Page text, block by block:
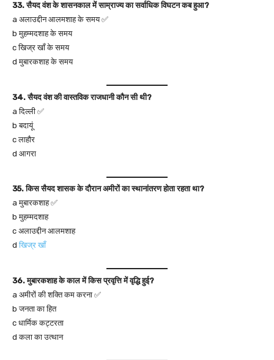
33. सैयद वंश के शासनकाल में साम्राज्य का सर्वाधिक विघटन कब हुआ?
a अलाउद्दीन आलमशाह के समय ✅
b मुहम्मदशाह के समय
c खिज्र खाँ के समय
d मुबारकशाह के समय
34. सैयद वंश की वास्तविक राजधानी कौन सी थी?
a दिल्ली ✅
b बदायूं
c लाहौर
d आगरा
35. किस सैयद शासक के दौरान अमीरों का स्थानांतरण होता रहता था?
a मुबारकशाह ✅
b मुहम्मदशाह
c अलाउद्दीन आलमशाह
d खिज्र खाँ
36. मुबारकशाह के काल में किस प्रवृत्ति में वृद्धि हुई?
a अमीरों की शक्ति कम करना ✅
b जनता का हित
c धार्मिक कट्टरता
d कला का उत्थान